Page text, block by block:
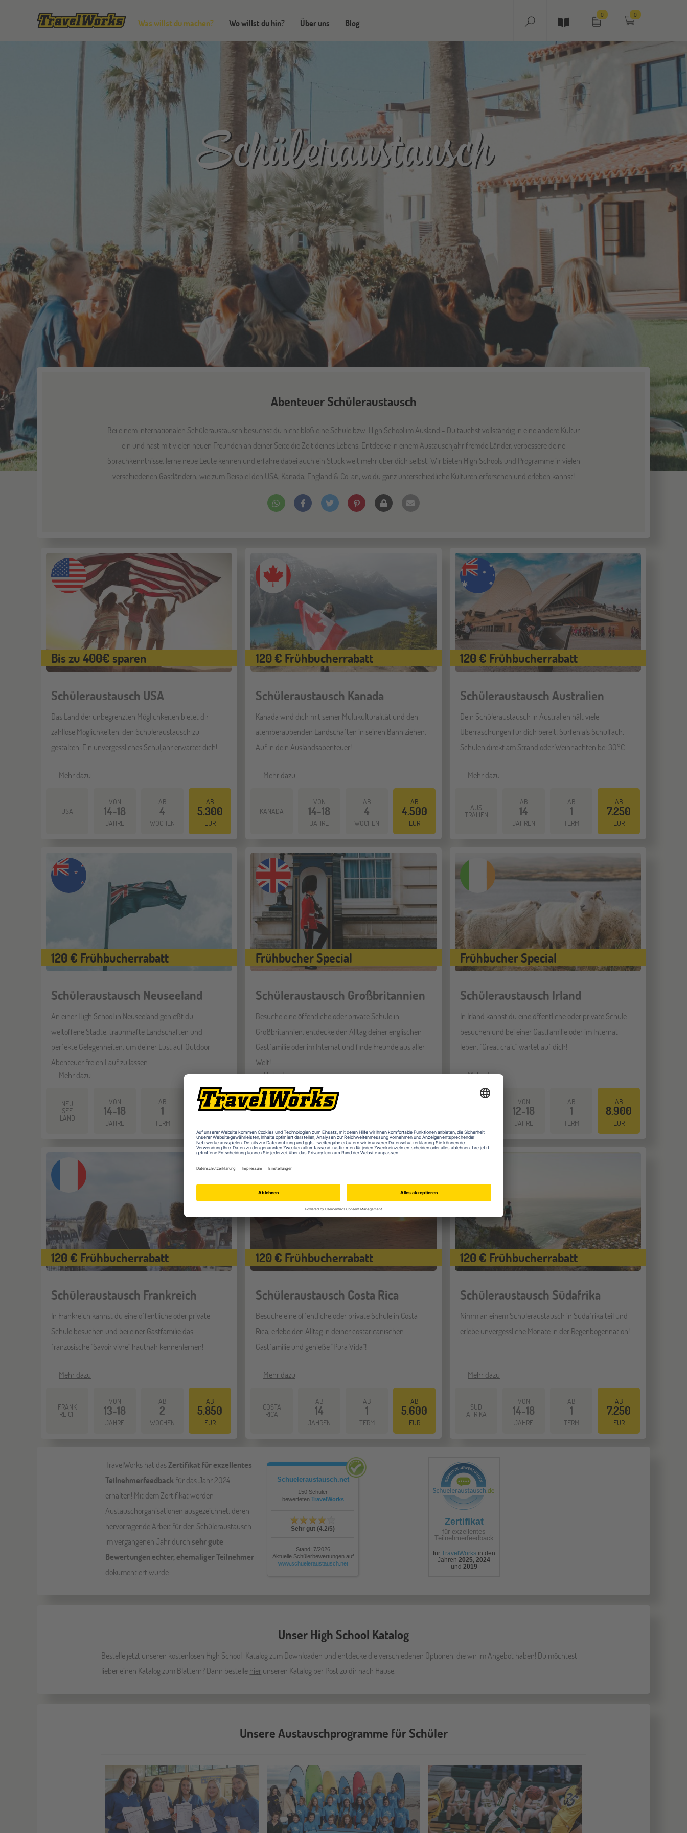
Was willst du machen? Wo willst du hin? Über uns Blog
0 0
Schüleraustausch
Abenteuer Schüleraustausch
Bei einem internationalen Schüleraustausch besuchst du nicht bloß eine Schule bzw. High School im Ausland - Du tauchst vollständig in eine andere Kultur
ein und hast mit vielen neuen Freunden an deiner Seite die Zeit deines Lebens. Entdecke in einem Austauschjahr fremde Länder, verbessere deine
Sprachkenntnisse, lerne neue Leute kennen und erfahre dabei auch ein Stück weit mehr über dich selbst. Wir bieten High Schools und Programme in vielen
verschiedenen Gastländern, wie zum Beispiel den USA, Kanada, England & Co. an, wo du ganz unterschiedliche Kulturen erforschen und erleben kannst!
Bis zu 400€ sparen
Schüleraustausch USA
Das Land der unbegrenzten Möglichkeiten bietet dir
zahllose Möglichkeiten, den Schüleraustausch zu
gestalten. Ein unvergessliches Schuljahr erwartet dich!
Mehr dazu
USA
VON
14-18
JAHRE
AB
4
WOCHEN
AB
5.300
EUR
120 € Frühbucherrabatt
Schüleraustausch Kanada
Kanada wird dich mit seiner Multikulturalität und den
atemberaubenden Landschaften in seinen Bann ziehen.
Auf in dein Auslandsabenteuer!
Mehr dazu
KANADA
VON
14-18
JAHRE
AB
4
WOCHEN
AB
4.500
EUR
120 € Frühbucherrabatt
Schüleraustausch Australien
Dein Schüleraustausch in Australien hält viele
Überraschungen für dich bereit: Surfen als Schulfach,
Schulen direkt am Strand oder Weihnachten bei 30°C.
Mehr dazu
AUS
TRALIEN
AB
14
JAHREN
AB
1
TERM
AB
7.250
EUR
120 € Frühbucherrabatt
Schüleraustausch Neuseeland
An einer High School in Neuseeland genießt du
weltoffene Städte, traumhafte Landschaften und
perfekte Gelegenheiten, um deiner Lust auf Outdoor-
Abenteuer freien Lauf zu lassen.
Mehr dazu
NEU
SEE
LAND
VON
14-18
JAHRE
AB
1
TERM
AB
6.900
Frühbucher Special
Schüleraustausch Großbritannien
Besuche eine öffentliche oder private Schule in
Großbritannien, entdecke den Alltag deiner englischen
Gastfamilie oder im Internat und finde Freunde aus aller
Welt!
Mehr dazu
ENGLAND
VON
13-18
Frühbucher Special
Schüleraustausch Irland
In Irland kannst du eine öffentliche oder private Schule
besuchen und bei einer Gastfamilie oder im Internat
leben. "Great craic" wartet auf dich!
Mehr dazu
VON
12-18
JAHRE
AB
1
TERM
AB
8.900
EUR
120 € Frühbucherrabatt
Schüleraustausch Frankreich
In Frankreich kannst du eine öffentliche oder private
Schule besuchen und bei einer Gastfamilie das
französische "Savoir vivre" hautnah kennenlernen!
Mehr dazu
FRANK
REICH
VON
13-18
JAHRE
AB
2
WOCHEN
AB
5.850
EUR
120 € Frühbucherrabatt
Schüleraustausch Costa Rica
Besuche eine öffentliche oder private Schule in Costa
Rica, erlebe den Alltag in deiner costaricanischen
Gastfamilie und genieße "Pura Vida"!
Mehr dazu
COSTA
RICA
AB
14
JAHREN
AB
1
TERM
AB
5.600
EUR
120 € Frühbucherrabatt
Schüleraustausch Südafrika
Nimm an einem Schüleraustausch in Südafrika teil und
erlebe unvergessliche Monate in der Regenbogennation!
Mehr dazu
SÜD
AFRIKA
VON
14-18
JAHRE
AB
1
TERM
AB
7.250
EUR
TravelWorks hat dasZertifikat für exzellentes
Teilnehmerfeedback für das Jahr 2024
erhalten! Mit dem Zertifikat werden
Austauschorganisationen ausgezeichnet, deren
hervorragende Arbeit für den Schüleraustausch
im vergangenen Jahr durch sehr gute
Bewertungen echter, ehemaliger Teilnehmer
dokumentiert wurde.
Schueleraustausch.net
150 Schüler
bewerteten TravelWorks
Sehr gut (4.2/5)
Stand: 7/2026
Aktuelle Schülerbewertungen auf
www.schueleraustausch.net
Zertifikat
für exzellentes
Teilnehmerfeedback
für TravelWorks in den
Jahren 2025,2024
und 2019
Unser High School Katalog
Bestelle jetzt unseren kostenlosen High School-Katalog zum Downloaden und entdecke die verschiedenen Optionen, die wir im Angebot haben! Du möchtest
lieber einen Katalog zum Blättern? Dann bestellehierunseren Katalog per Post zu dir nach Hause.
Unsere Austauschprogramme für Schüler